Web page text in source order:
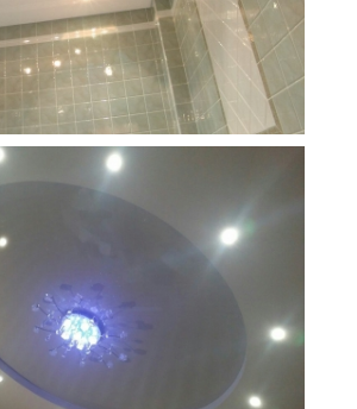
6 м Стоимость 5 500 руб.